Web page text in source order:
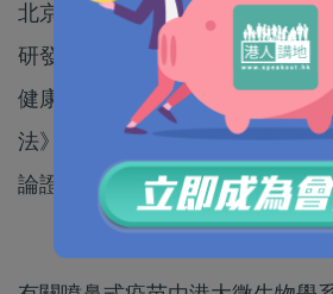
北京萬泰生物藥業公布，與廈門
研發的鼻噴流感病毒載體新冠肺
健康委提出建議，根據 《中華人
法》 第二十條有關規定，國家藥
論證同意緊急使用。